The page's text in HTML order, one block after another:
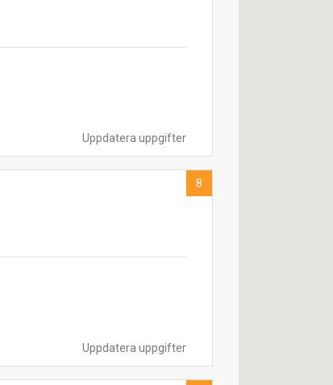
Uppdatera uppgifter
Uppdatera uppgifter
8